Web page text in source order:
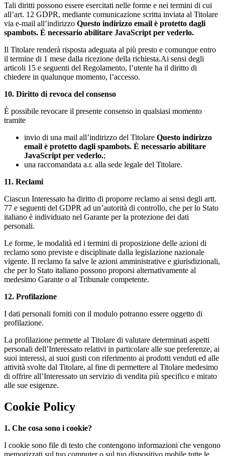
Tali diritti possono essere esercitati nelle forme e nei termini di cui
all’art. 12 GDPR, mediante comunicazione scritta inviata al Titolare
via e-mail all’indirizzo Questo indirizzo email è protetto dagli
spambots. È necessario abilitare JavaScript per vederlo.
Il Titolare renderà risposta adeguata al più presto e comunque entro
il termine di 1 mese dalla ricezione della richiesta.Ai sensi degli
articoli 15 e seguenti del Regolamento, l’utente ha il diritto di
chiedere in qualunque momento, l’accesso.
10. Diritto di revoca del consenso
È possibile revocare il presente consenso in qualsiasi momento
tramite
invio di una mail all’indirizzo del Titolare Questo indirizzo
email è protetto dagli spambots. È necessario abilitare
JavaScript per vederlo.;
una raccomandata a.r. alla sede legale del Titolare.
11. Reclami
Ciascun Interessato ha diritto di proporre reclamo ai sensi degli artt.
77 e seguenti del GDPR ad un’autorità di controllo, che per lo Stato
italiano è individuato nel Garante per la protezione dei dati
personali.
Le forme, le modalità ed i termini di proposizione delle azioni di
reclamo sono previste e disciplinate dalla legislazione nazionale
vigente. Il reclamo fa salve le azioni amministrative e giurisdizionali,
che per lo Stato italiano possono proporsi alternativamente al
medesimo Garante o al Tribunale competente.
12. Profilazione
I dati personali forniti con il modulo potranno essere oggetto di
profilazione.
La profilazione permette al Titolare di valutare determinati aspetti
personali dell’Interessato relativi in particolare alle sue preferenze, ai
suoi interessi, ai suoi gusti con riferimento ai prodotti venduti ed alle
attività svolte dal Titolare, al fine di permettere al Titolare medesimo
di offrire all’Interessato un servizio di vendita più specifico e mirato
alle sue esigenze.
Cookie Policy
1. Che cosa sono i cookie?
I cookie sono file di testo che contengono informazioni che vengono
memorizzati sul tuo computer o sul tuo dispositivo mobile tutte le